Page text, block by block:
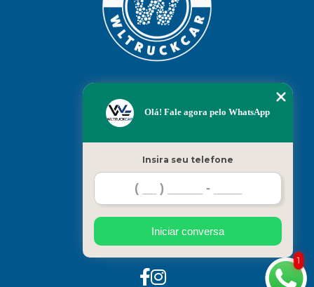
INICIO
CONTATO
contato
(11) 4123-5289 (11) 94739-6712 Wltruckcar@gmail.com
Siga-nos
1
Olá! Fale agora pelo WhatsApp
Insira seu telefone
Iniciar conversa